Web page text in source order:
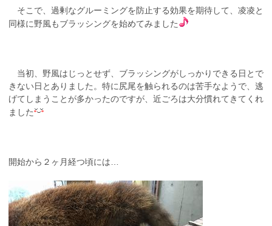
そこで、過剰なグルーミングを防止する効果を期待して、凌凌と
同様に野風もブラッシングを始めてみました
当初、野風はじっとせず、ブラッシングがしっかりできる日とで
きない日とありました。特に尻尾を触られるのは苦手なようで、逃
げてしまうことが多かったのですが、近ごろは大分慣れてきてくれ
ました
開始から２ヶ月経つ頃には…